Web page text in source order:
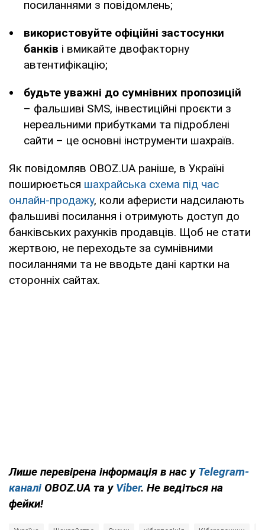
посиланнями з повідомлень;
використовуйте офіційні застосунки
банків і вмикайте двофакторну
автентифікацію;
будьте уважні до сумнівних пропозицій
– фальшиві SMS, інвестиційні проєкти з
нереальними прибутками та підроблені
сайти – це основні інструменти шахраїв.
Як повідомляв OBOZ.UA раніше, в Україні
поширюється шахрайська схема під час
онлайн-продажу, коли аферисти надсилають
фальшиві посилання і отримують доступ до
банківських рахунків продавців. Щоб не стати
жертвою, не переходьте за сумнівними
посиланнями та не вводьте дані картки на
сторонніх сайтах.
Лише перевірена інформація в нас у Telegram-
каналі OBOZ.UA та у Viber. Не ведіться на
фейки!